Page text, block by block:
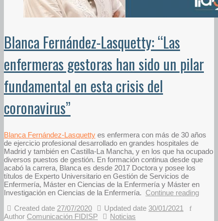
Blanca Fernández-Lasquetty: “Las
enfermeras gestoras han sido un pilar
fundamental en esta crisis del
coronavirus”
Blanca Fernández-Lasquetty es enfermera con más de 30 años
de ejercicio profesional desarrollado en grandes hospitales de
Madrid y también en Castilla-La Mancha, y en los que ha ocupado
diversos puestos de gestión. En formación continua desde que
acabó la carrera, Blanca es desde 2017 Doctora y posee los
títulos de Experto Universitario en Gestión de Servicios de
Enfermería, Máster en Ciencias de la Enfermería y Máster en
Investigación en Ciencias de la Enfermería. Continue reading
Created date 27/07/2020 Updated date 30/01/2021
Author Comunicación FIDISP Noticias